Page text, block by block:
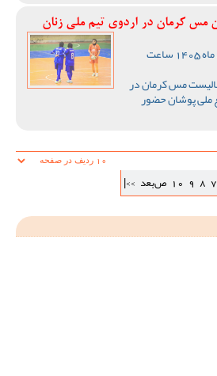
کرمان در اردوی تیم ملی زنان
جمعه 22 خرداد ماه 1405 ساعت
مس کرمان در
ملی پوشان حضور
7
8
9
10 ص‌بعد >>|